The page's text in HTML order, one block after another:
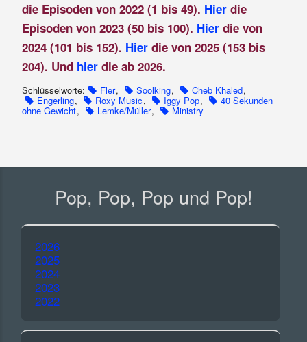
die Episoden von 2022 (1 bis 49). Hierdie
Episoden von 2023 (50 bis 100). Hier die von
2024 (101 bis 152). Hier die von 2025 (153 bis
204). Und hier die ab 2026.
Schlüsselworte: Fler, Soolking, Cheb Khaled,
Engerling, Roxy Music, Iggy Pop, 40 Sekunden
ohne Gewicht, Lemke/Müller, Ministry
Pop, Pop, Pop und Pop!
2026
2025
2024
2023
2022